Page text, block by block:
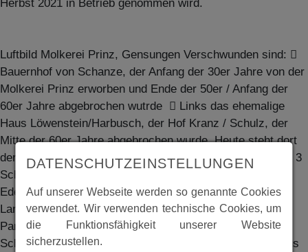
Herbst 2021 in Betrieb genommen wird.
Luftbild Molkerei Prinz, Gensungen Verschwunden sind: 
Bauernhof von Schanze, der Anfang der 30er Jahre von der
Molkerei Prinz erworben und Ende der 50er / Anfang der
60er Jahre abgebrochen wutrde  Links das ehemalige
Haus Löwenstein/Harbusch, der Hof Kranz / Schulz, der
Mitte der 60er Jahre abgebrochen wurde. Heute steht dort
der Feuerwehrstützpunkt von Gensungen und Felsberg  3
Scheunen mit Stallungen wurden zur Erweiterung des
Edeka Markt Stieglitz abgerissen  Das Wohnhaus vom
Landwirt Kranz wurde umgesetzt und jetzt Teil der VR
PartnerBank in Gensungen.  Werkstatt und Haus vom
Schuster Augustin, bzw. vom Stellmacher Fröhlich  Haus
DATENSCHUTZEINSTELLUNGEN
Auf unserer Webseite werden so genannte Cookies
verwendet. Wir verwenden technische Cookies, um
die Funktionsfähigkeit unserer Website
sicherzustellen.